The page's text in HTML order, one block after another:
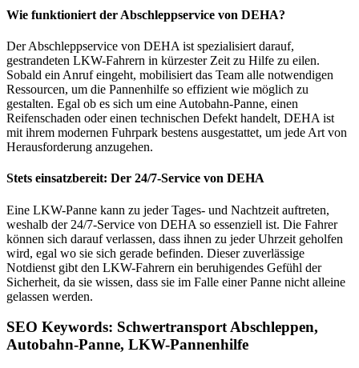
Wie funktioniert der Abschleppservice von DEHA?
Der Abschleppservice von DEHA ist spezialisiert darauf,
gestrandeten LKW-Fahrern in kürzester Zeit zu Hilfe zu eilen.
Sobald ein Anruf eingeht, mobilisiert das Team alle notwendigen
Ressourcen, um die Pannenhilfe so effizient wie möglich zu
gestalten. Egal ob es sich um eine Autobahn-Panne, einen
Reifenschaden oder einen technischen Defekt handelt, DEHA ist
mit ihrem modernen Fuhrpark bestens ausgestattet, um jede Art von
Herausforderung anzugehen.
Stets einsatzbereit: Der 24/7-Service von DEHA
Eine LKW-Panne kann zu jeder Tages- und Nachtzeit auftreten,
weshalb der 24/7-Service von DEHA so essenziell ist. Die Fahrer
können sich darauf verlassen, dass ihnen zu jeder Uhrzeit geholfen
wird, egal wo sie sich gerade befinden. Dieser zuverlässige
Notdienst gibt den LKW-Fahrern ein beruhigendes Gefühl der
Sicherheit, da sie wissen, dass sie im Falle einer Panne nicht alleine
gelassen werden.
SEO Keywords: Schwertransport Abschleppen,
Autobahn-Panne, LKW-Pannenhilfe